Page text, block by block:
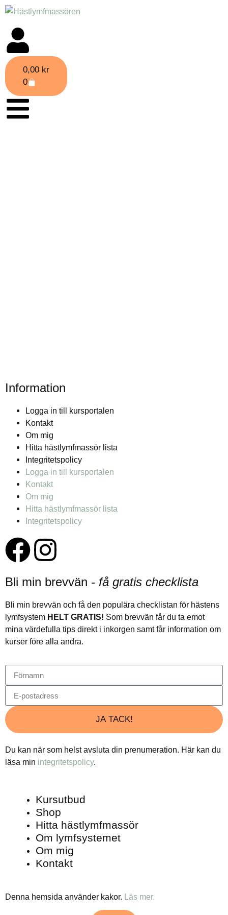
0,00 kr
0
Information
Logga in till kursportalen
Kontakt
Om mig
Hitta hästlymfmassör lista
Integritetspolicy
Logga in till kursportalen
Kontakt
Om mig
Hitta hästlymfmassör lista
Integritetspolicy
Bli min brevvän - få gratis checklista
Bli min brevvän och få den populära checklistan för hästens
lymfsystem HELT GRATIS! Som brevvän får du ta emot
mina värdefulla tips direkt i inkorgen samt får information om
kurser före alla andra.
JA TACK!
Du kan när som helst avsluta din prenumeration. Här kan du
läsa min integritetspolicy.
Kursutbud
Shop
Hitta hästlymfmassör
Om lymfsystemet
Om mig
Kontakt
Denna hemsida använder kakor. Läs mer.